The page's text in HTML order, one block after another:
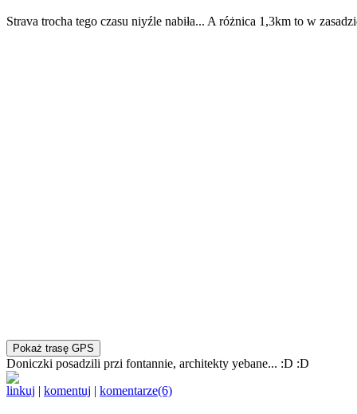
Strava trocha tego czasu niyźle nabiła... A różnica 1,3km to w
Pokaż trasę GPS
Doniczki posadzili przi fontannie, architekty yebane... :D :D
linkuj | komentuj | komentarze(6)